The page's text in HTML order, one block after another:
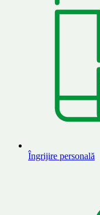
Îngrijire personală